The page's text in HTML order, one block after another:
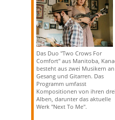
Das Duo "Two Crows For
Comfort" aus Manitoba,
besteht aus zwei Musikern an
Gesang und Gitarren. Das
Programm umfasst
Kompositionen von ihren drei
Alben, darunter das aktuelle
Werk "Next To Me".